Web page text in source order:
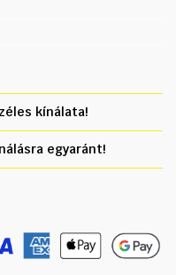
kínálata!
egyaránt!